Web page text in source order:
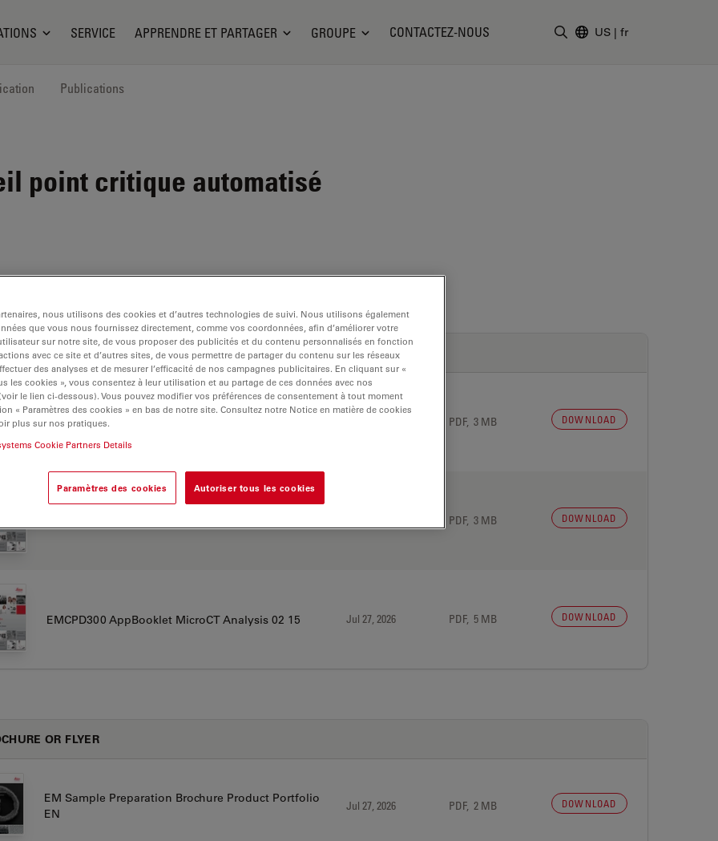
SERVICE APPRENDRE ET PARTAGER GROUPE CONTACTEZ-NOUS US | fr
Publications
point critique automatisé
D’APPLICATION
AN EMCPD300 Bacteria Protocol EN PDF, 3 MB DOWNLOAD
PDF, 3 MB DOWNLOAD
EMCPD300 AppBooklet MicroCT Analysis 02 15 Jul 27, 2026 PDF, 5 MB DOWNLOAD
OR FLYER
EM Sample Preparation Brochure Product Portfolio
EN
Jul 27, 2026 PDF, 2 MB DOWNLOAD
nous utilisons des cookies et d’autres technologies de suivi. Nous utilisons également
que vous nous fournissez directement, comme vos coordonnées, afin d’améliorer votre
sur notre site, de vous proposer des publicités et du contenu personnalisés en fonction
avec ce site et d’autres sites, de vous permettre de partager du contenu sur les réseaux
des analyses et de mesurer l’efficacité de nos campagnes publicitaires. En cliquant sur «
les cookies », vous consentez à leur utilisation et au partage de ces données avec nos
le lien ci-dessous). Vous pouvez modifier vos préférences de consentement à tout moment
« Paramètres des cookies » en bas de notre site. Consultez notre Notice en matière de cookies
plus sur nos pratiques.
Cookie Partners Details
Paramètres des cookies Autoriser tous les cookies